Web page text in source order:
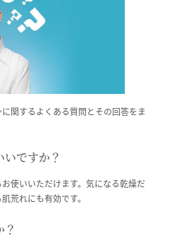
関するよくある質問とその回答をま
ですか？
使いいただけます。気になる乾燥だ
荒れにも有効です。